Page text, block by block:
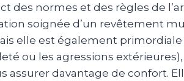
des normes et des règles de
soignée d’un revêtement
elle est également primordiale
ou les agressions
assurer davantage de confort.